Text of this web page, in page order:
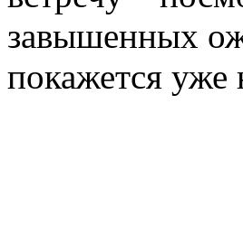
завышенных
покажется